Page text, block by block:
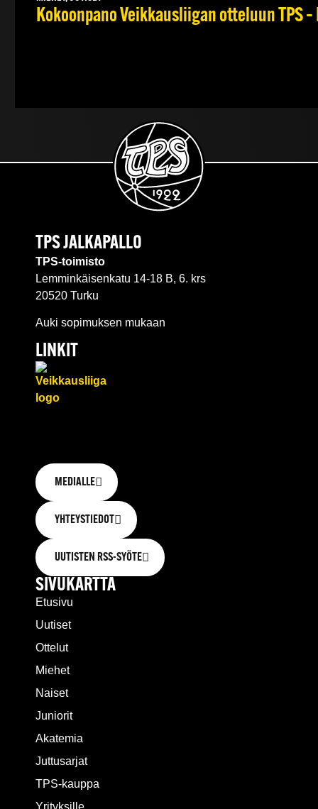
Kokoonpano Veikkausliigan otteluun TPS
TPS JALKAPALLO
TPS-toimisto
Lemminkäisenkatu 14-18 B, 6. krs
20520 Turku
Auki sopimuksen mukaan
LINKIT
MEDIALLE
YHTEYSTIEDOT
UUTISTEN RSS-SYÖTE
SIVUKARTTA
Etusivu
Uutiset
Ottelut
Miehet
Naiset
Juniorit
Akatemia
Juttusarjat
TPS-kauppa
Yrityksille